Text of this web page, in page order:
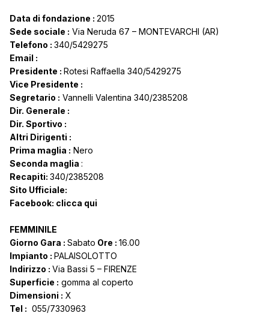
Data di fondazione : 2015
Sede sociale : Via Neruda 67 – MONTEVARCHI (AR)
Telefono : 340/5429275
Email :
Presidente : Rotesi Raffaella 340/5429275
Vice Presidente :
Segretario : Vannelli Valentina 340/2385208
Dir. Generale :
Dir. Sportivo :
Altri Dirigenti :
Prima maglia : Nero
Seconda maglia :
Recapiti: 340/2385208
Sito Ufficiale:
Facebook: clicca qui
FEMMINILE
Giorno Gara : Sabato Ore : 16.00
Impianto : PALAISOLOTTO
Indirizzo : Via Bassi 5 – FIRENZE
Superficie : gomma al coperto
Dimensioni : X
Tel : 055/7330963